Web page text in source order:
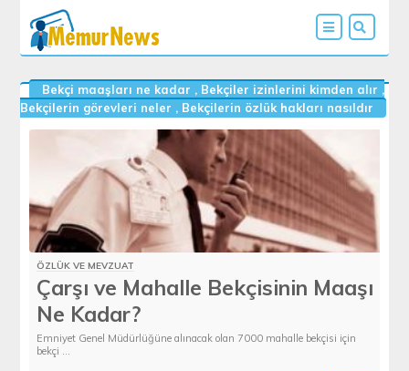
Bekçi maaşları ne kadar , Bekçiler izinlerini kimden alır ,
Bekçilerin görevleri neler , Bekçilerin özlük hakları nasıldır
ÖZLÜK VE MEVZUAT
Çarşı ve Mahalle Bekçisinin Maaşı
Ne Kadar?
Emniyet Genel Müdürlüğüne alınacak olan 7000 mahalle bekçisi için
bekçi ...